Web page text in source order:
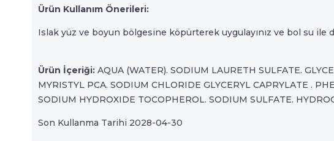
Ürün Kullanım Önerileri:
Islak yüz ve boyun bölgesine köpürterek uygulayınız ve bol su ile
Ürün İçeriği: AQUA (WATER). SODIUM LAURETH SULFATE.
MYRISTYL PCA. SODIUM CHLORIDE GLYCERYL CAPRYLATE .
SODIUM HYDROXIDE TOCOPHEROL. SODIUM SULFATE.
Son Kullanma Tarihi 2028-04-30